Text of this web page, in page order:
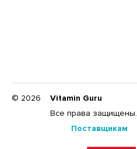
© 2026
Vitamin Guru
Все права защищены.
Поставщикам